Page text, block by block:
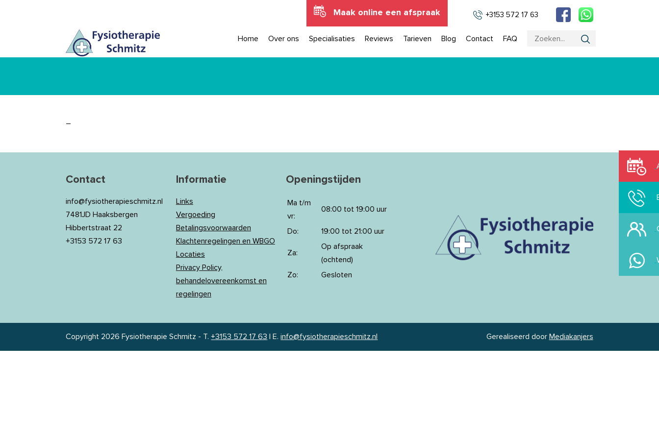
+3153 572 17 63
Maak online een afspraak
Home Over ons Specialisaties Reviews Tarieven Blog Contact FAQ
–
Contact
info@fysiotherapieschmitz.nl
7481JD Haaksbergen
Hibbertstraat 22
+3153 572 17 63
Informatie
Links
Vergoeding
Betalingsvoorwaarden
Klachtenregelingen en WBGO
Locaties
Privacy Policy,
behandelovereenkomst en
regelingen
Openingstijden
Ma t/m
vr:
08:00 tot 19:00 uur
Do: 19:00 tot 21:00 uur
Za:
Op afspraak
(ochtend)
Zo:
Gesloten
Copyright 2026 Fysiotherapie Schmitz - T.+3153 572 17 63 E.info@fysiotherapieschmitz.nl Gerealiseerd door Mediakanjers